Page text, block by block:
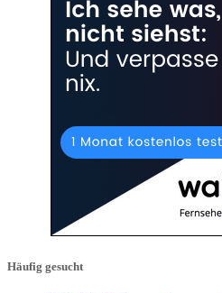
Häufig gesucht